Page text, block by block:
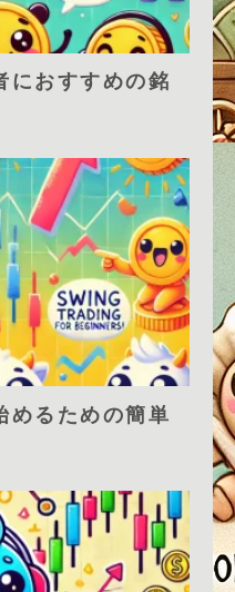
におすすめの銘
めるための簡単